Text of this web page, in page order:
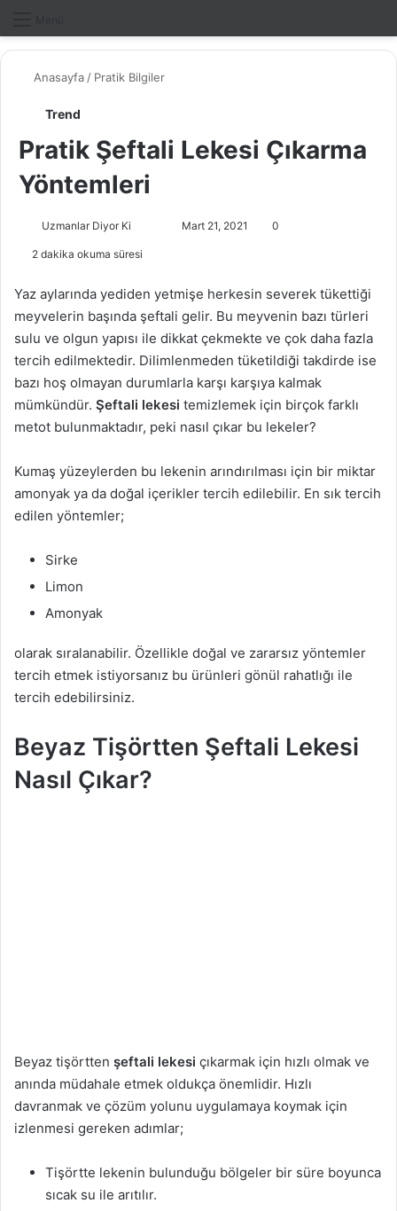
Anasayfa / Pratik Bilgiler
Trend
Pratik Şeftali Lekesi Çıkarma
Yöntemleri
Uzmanlar Diyor Ki
l
o
w
o
e
-
p
o
d
Mart 21, 2021 0
2 dakika okuma süresi
Yaz aylarında yediden yetmişe herkesin severek tükettiği
meyvelerin başında şeftali gelir. Bu meyvenin bazı türleri
sulu ve olgun yapısı ile dikkat çekmekte ve çok daha fazla
tercih edilmektedir. Dilimlenmeden tüketildiği takdirde ise
bazı hoş olmayan durumlarla karşı karşıya kalmak
mümkündür. Şeftali lekesi temizlemek için birçok farklı
metot bulunmaktadır, peki nasıl çıkar bu lekeler?
Kumaş yüzeylerden bu lekenin arındırılması için bir miktar
amonyak ya da doğal içerikler tercih edilebilir. En sık tercih
edilen yöntemler;
Sirke
Limon
Amonyak
olarak sıralanabilir. Özellikle doğal ve zararsız yöntemler
tercih etmek istiyorsanız bu ürünleri gönül rahatlığı ile
tercih edebilirsiniz.
Beyaz Tişörtten Şeftali Lekesi
Nasıl Çıkar?
Beyaz tişörtten şeftali lekesi çıkarmak için hızlı olmak ve
anında müdahale etmek oldukça önemlidir. Hızlı
davranmak ve çözüm yolunu uygulamaya koymak için
izlenmesi gereken adımlar;
Tişörtte lekenin bulunduğu bölgeler bir süre boyunca
sıcak su ile arıtılır.